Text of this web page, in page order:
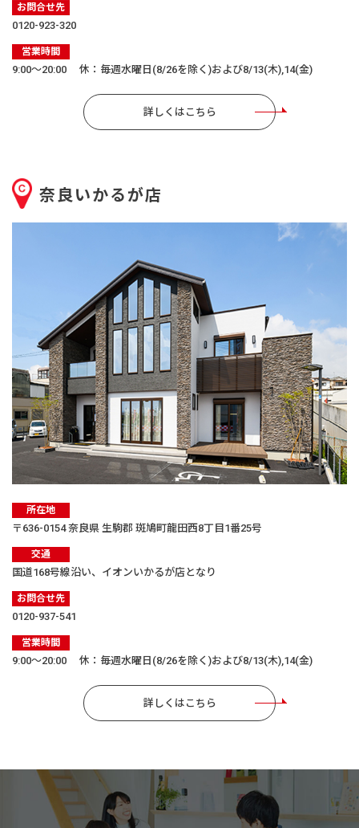
お問合せ先
0120-923-320
営業時間
9:00〜20:00 休：毎週水曜日(8/26を除く)および8/13(木),14(金)
詳しくはこちら
奈良いかるが店
所在地
〒636-0154 奈良県 生駒郡 斑鳩町龍田西8丁目1番25号
交通
国道168号線沿い、イオンいかるが店となり
お問合せ先
0120-937-541
営業時間
9:00〜20:00 休：毎週水曜日(8/26を除く)および8/13(木),14(金)
詳しくはこちら